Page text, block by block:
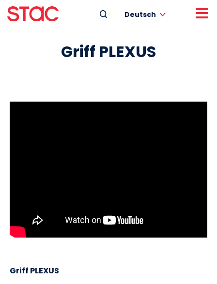
Deutsch
Griff PLEXUS
Griff PLEXUS